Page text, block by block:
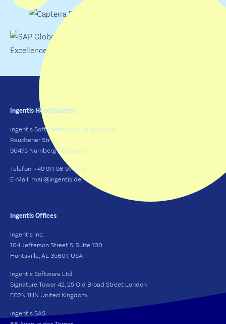
Ingentis Headquarters
Ingentis Softwareentwicklung GmbH
Raudtener Str. 7
90475 Nürnberg / Germany
Telefon: +49 911 98 97 59-0
E-Mail: mail@ingentis.de
Ingentis Offices
Ingentis Inc.
104 Jefferson Street S, Suite 100
Huntsville, AL 35801, USA
Ingentis Software Ltd
Signature Tower 42, 25 Old Broad Street London
EC2N 1HN United Kingdom
Ingentis SAS